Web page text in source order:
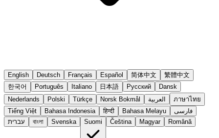
English Deutsch Français Español 简体中文
繁體中文
한국어
Português Italiano 日本語 Русский
Dansk
Nederlands
Polski Türkçe Norsk Bokmål العربية
ภาษาไทย
Tiếng Việt
Bahasa Indonesia हिन्दी Bahasa Melayu
فارسی
עברית
বাংলা Svenska Suomi Čeština Magyar Română